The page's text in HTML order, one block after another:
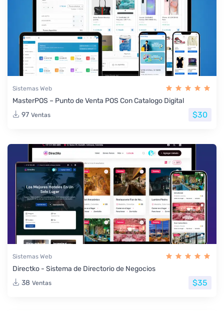
Sistemas Web
MasterPOS – Punto de Venta POS Con Catalogo Digital
97 Ventas $30
Sistemas Web
Directko - Sistema de Directorio de Negocios
38 Ventas $35